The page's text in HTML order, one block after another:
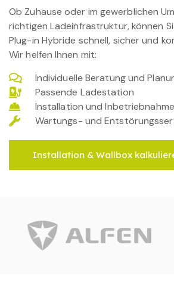
Ob Zuhause oder im gewerblichen
richtigen Ladeinfrastruktur, können
Plug-in Hybride schnell, sicher und
Wir helfen Ihnen mit:
Individuelle Beratung und
Passende Ladestation
Installation und Inbetriebnahme
Wartungs- und
Installation & Wallbox